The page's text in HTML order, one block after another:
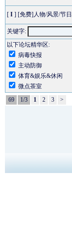
[ I ] [免费]人物/风景/节
关键字:
以下论坛精华区:
病毒快报
主动防御
体育&娱乐&休闲
微点茶室
69
1/3 1 2 3 >